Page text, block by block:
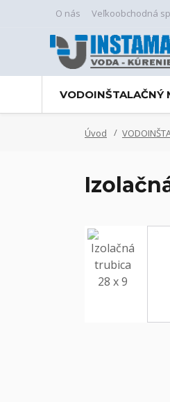
O nás Veľkoobchodná
VODOINŠTALAČNÝ
Úvod